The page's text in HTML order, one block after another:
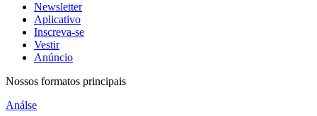
Newsletter
Aplicativo
Inscreva-se
Vestir
Anúncio
Nossos formatos principais
Análse